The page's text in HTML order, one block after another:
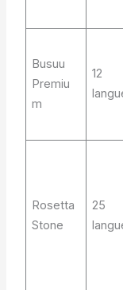
Busuu
Premiu
m
12
Rosetta
Stone
25